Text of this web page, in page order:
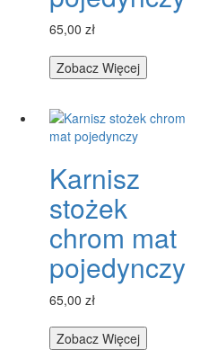
65,00 zł
Zobacz Więcej
Karnisz
stożek
chrom mat
pojedynczy
65,00 zł
Zobacz Więcej